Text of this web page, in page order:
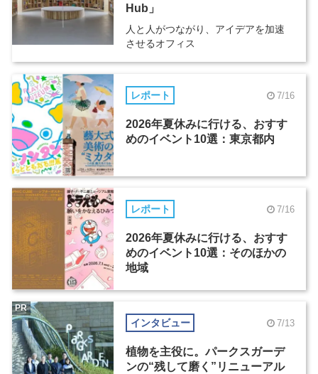
Hub」
人と人がつながり、アイデアを加速
させるオフィス
レポート 7/16
2026年夏休みに行ける、おすす
めのイベント10選：東京都内
レポート 7/16
2026年夏休みに行ける、おすす
めのイベント10選：そのほかの
地域
インタビュー 7/13
植物を主役に。パークスガーデ
ンの“残して磨く”リニューアル
PR